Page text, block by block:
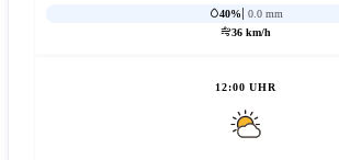
40%
0.0 mm
36 km/h
12:00 UHR